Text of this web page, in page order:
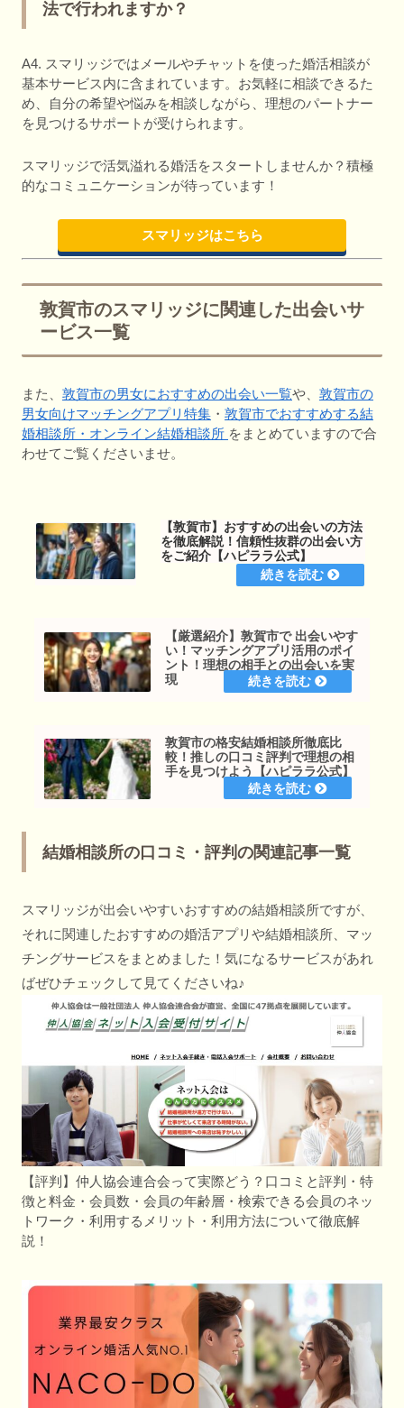
法で行われますか？
A4. スマリッジではメールやチャットを使った婚活相談が
基本サービス内に含まれています。お気軽に相談できるた
め、自分の希望や悩みを相談しながら、理想のパートナー
を見つけるサポートが受けられます。
スマリッジで活気溢れる婚活をスタートしませんか？積極
的なコミュニケーションが待っています！
スマリッジはこちら
敦賀市のスマリッジに関連した出会いサ
ービス一覧
また、 敦賀市の男女におすすめの出会い一覧や、 敦賀市の
男女向けマッチングアプリ特集 ・ 敦賀市でおすすめする結
婚相談所・オンライン結婚相談所 をまとめていますので合
わせてご覧くださいませ。
【敦賀市】おすすめの出会いの方法
を徹底解説！信頼性抜群の出会い方
をご紹介【ハピララ公式】
【厳選紹介】敦賀市で 出会いやす
い！マッチングアプリ活用のポイ
ント！理想の相手との出会いを実
現
敦賀市の格安結婚相談所徹底比
較！推しの口コミ評判で理想の相
手を見つけよう【ハピララ公式】
結婚相談所の口コミ・評判の関連記事一覧
スマリッジが出会いやすいおすすめの結婚相談所ですが、
それに関連したおすすめの婚活アプリや結婚相談所、マッ
チングサービスをまとめました！気になるサービスがあれ
ばぜひチェックして見てくださいね♪
【評判】仲人協会連合会って実際どう？口コミと評判・特
徴と料金・会員数・会員の年齢層・検索できる会員のネッ
トワーク・利用するメリット・利用方法について徹底解
説！